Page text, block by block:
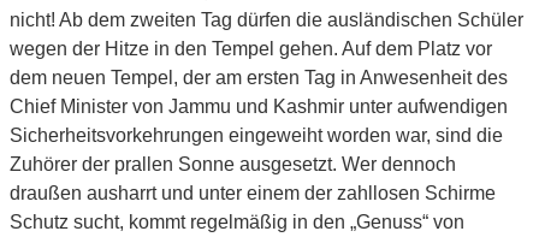
nicht! Ab dem zweiten Tag dürfen die ausländischen Schüler
wegen der Hitze in den Tempel gehen. Auf dem Platz vor
dem neuen Tempel, der am ersten Tag in Anwesenheit des
Chief Minister von Jammu und Kashmir unter aufwendigen
Sicherheitsvorkehrungen eingeweiht worden war, sind die
Zuhörer der prallen Sonne ausgesetzt. Wer dennoch
draußen ausharrt und unter einem der zahllosen Schirme
Schutz sucht, kommt regelmäßig in den „Genuss“ von